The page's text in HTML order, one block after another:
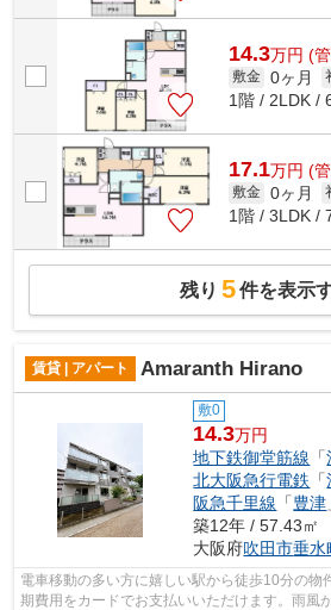
14.3万円 (
敷金 0ヶ月
1階 / 2LDK /
17.1万円 (
敷金 0ヶ月
1階 / 3LDK /
残り 5件を表示
賃貸 | アパート Amaranth Hirano
敷0
14.3万円
地下鉄御堂筋線 「
北大阪急行電鉄 「
阪急千里線 「豊津
築12年 / 57.43㎡
大阪府吹田市垂水
電車移動の多い方に嬉しい駅から徒歩10分の物
期費用をカードでお支払いいただけます。雨風